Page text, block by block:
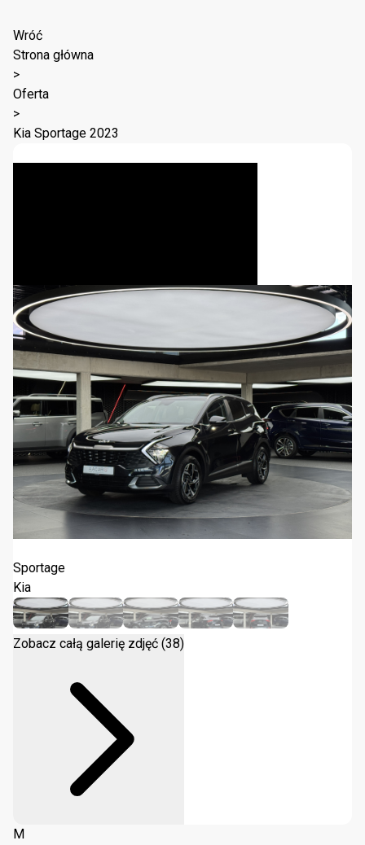
Wróć
Strona główna
>
Oferta
>
Kia Sportage 2023
Kia Sportage M 2023
Sportage
Kia
Zobacz całą galerię zdjęć (38)
M